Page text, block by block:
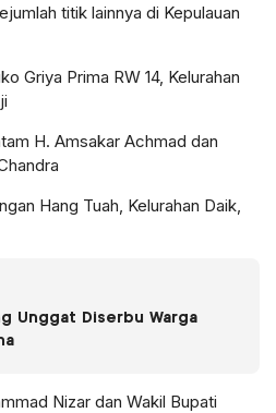
titik lainnya di Kepulauan
Griya Prima RW 14, Kelurahan
H. Amsakar Achmad dan
Hang Tuah, Kelurahan Daik,
Unggat Diserbu Warga
Nizar dan Wakil Bupati